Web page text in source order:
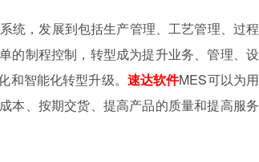
统，发展到包括生产管理、工艺管理、过程
的制程控制，转型成为提升业务、管理、设
智能化转型升级。 速达软件MES可以为用
本、按期交货、提高产品的质量和提高服务